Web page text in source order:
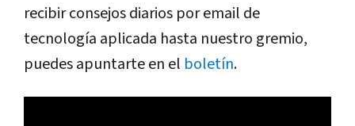
recibir consejos diarios por email de
tecnología aplicada hasta nuestro gremio,
puedes apuntarte en el boletín.